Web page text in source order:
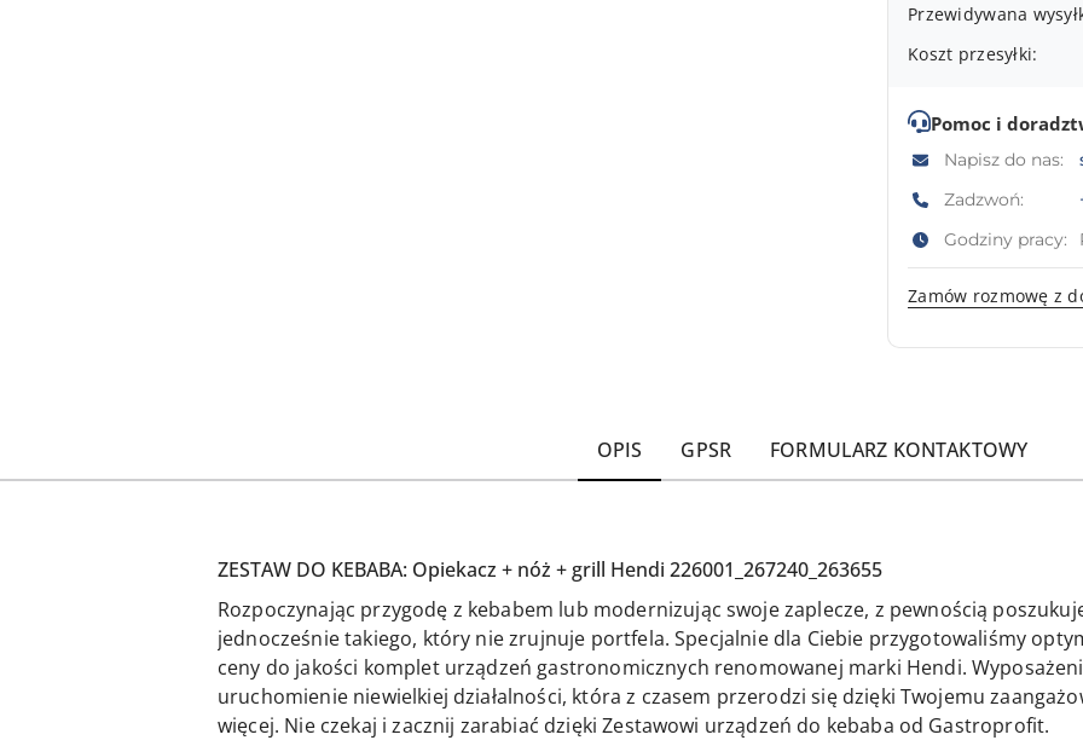
dostawa
Przewidywana
Koszt przesyłki:
Pomoc i
Napisz do nas:
Zadzwoń:
Godziny pracy:
Zamów rozmowę z
OPIS
GPSR FORMULARZ KONTAKTOWY
ZESTAW DO KEBABA: Opiekacz + nóż + grill Hendi 226001_267240_263655
Rozpoczynając przygodę z kebabem lub modernizując swoje zaplecze, z pewnością
jednocześnie takiego, który nie zrujnuje portfela. Specjalnie dla Ciebie przygotowaliśmy
ceny do jakości komplet urządzeń gastronomicznych renomowanej marki Hendi.
uruchomienie niewielkiej działalności, która z czasem przerodzi się dzięki Twojemu
więcej. Nie czekaj i zacznij zarabiać dzięki Zestawowi urządzeń do kebaba od Gastroprofit.